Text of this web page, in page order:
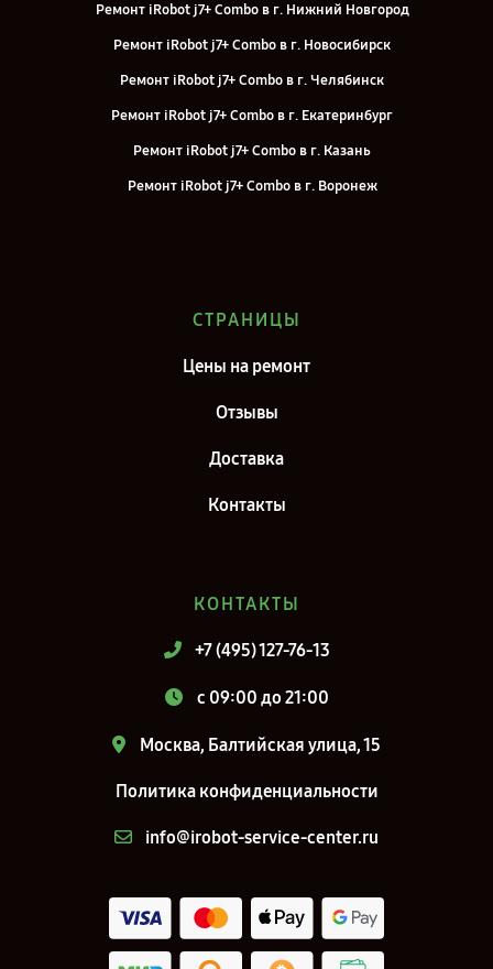
Ремонт iRobot j7+ Combo в г. Нижний Новгород
Ремонт iRobot j7+ Combo в г. Новосибирск
Ремонт iRobot j7+ Combo в г. Челябинск
Ремонт iRobot j7+ Combo в г. Екатеринбург
Ремонт iRobot j7+ Combo в г. Казань
Ремонт iRobot j7+ Combo в г. Воронеж
Ремонт iRobot j7+ Combo в г. Санкт-Петербург
СТРАНИЦЫ
Цены на ремонт
Отзывы
Доставка
Контакты
КОНТАКТЫ
+7 (495) 127-76-13
c 09:00 до 21:00
Москва, Балтийская улица, 15
Политика конфиденциальности
info@irobot-service-center.ru